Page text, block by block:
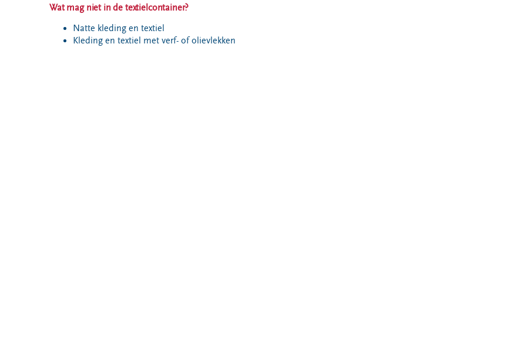
Milieupas
Kringloopspullen
Hier werken
we aan
Ecopark De
VeeIgestelde
Wat mag niet in de textielcontainer?
Natte kleding en textiel
Kleding en textiel met verf- of olievlekken